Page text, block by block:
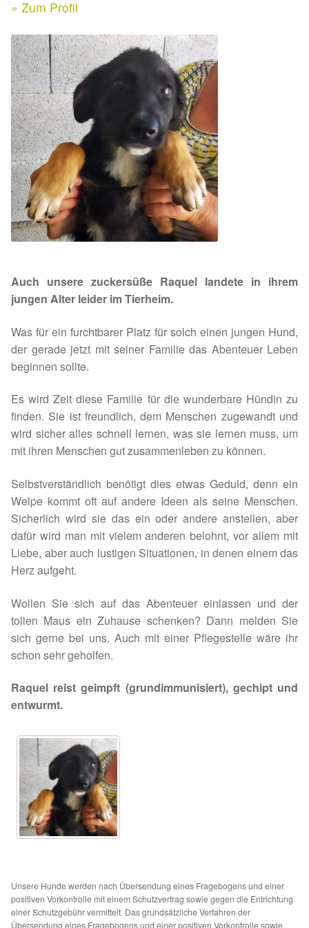
Aktuelle Spenden 2026
Ihre/Eure Spenden – Januar bis Juni 2026
Spenden 2025
Juli bis Dezember 2025
Januar bis Juni 2025
Spenden 2024
Januar bis Juni 2024
Spenden 2023
Juli bis Dezember 2023
Januar bis Juni 2023
Spenden 2022
Januar bis Juni 2022
Spenden 2021
Fördermitgliedschaft
Tierschutz
Auslandstierschutz
Unsere Notnasen
Notnasen in Deutschland
Notnasen noch im Ausland
Wichtige Gedanken vor der Adoption
Kontakt & Rechtliches
Facebook
Instagram
» Zum Profil
Auch unsere zuckersüße Raquel landete in ihrem
jungen Alter leider im Tierheim.
Was für ein furchtbarer Platz für solch einen jungen Hund,
der gerade jetzt mit seiner Familie das Abenteuer Leben
beginnen sollte.
Es wird Zeit diese Familie für die wunderbare Hündin zu
finden. Sie ist freundlich, dem Menschen zugewandt und
wird sicher alles schnell lernen, was sie lernen muss, um
mit ihren Menschen gut zusammenleben zu können.
Selbstverständlich benötigt dies etwas Geduld, denn ein
Welpe kommt oft auf andere Ideen als seine Menschen.
Sicherlich wird sie das ein oder andere anstellen, aber
dafür wird man mit vielem anderen belohnt, vor allem mit
Liebe, aber auch lustigen Situationen, in denen einem das
Herz aufgeht.
Wollen Sie sich auf das Abenteuer einlassen und der
tollen Maus ein Zuhause schenken? Dann melden Sie
sich gerne bei uns. Auch mit einer Pflegestelle wäre ihr
schon sehr geholfen.
Raquel reist geimpft (grundimmunisiert), gechipt und
entwurmt.
Unsere Hunde werden nach Übersendung eines Fragebogens und einer
positiven Vorkontrolle mit einem Schutzvertrag sowie gegen die Entrichtung
einer Schutzgebühr vermittelt. Das grundsätzliche Verfahren der
Übersendung eines Fragebogens und einer positiven Vorkontrolle sowie